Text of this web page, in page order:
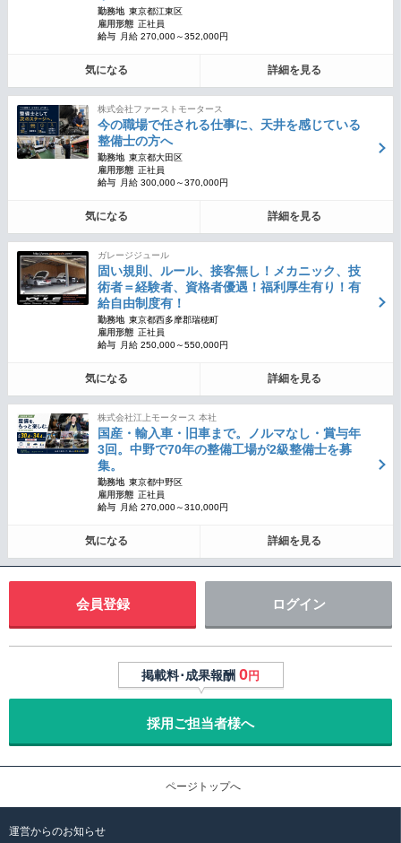
勤務地 東京都江東区
雇用形態 正社員
給与
月給 270,000～352,000円
気になる 詳細を見る
株式会社ファーストモータース
今の職場で任される仕事に、天井を感じている
整備士の方へ
勤務地 東京都大田区
雇用形態 正社員
給与
月給 300,000～370,000円
気になる 詳細を見る
ガレージジュール
固い規則、ルール、接客無し！メカニック、技
術者＝経験者、資格者優遇！福利厚生有り！有
給自由制度有！
勤務地 東京都西多摩郡瑞穂町
雇用形態 正社員
給与
月給 250,000～550,000円
気になる 詳細を見る
株式会社江上モータース 本社
国産・輸入車・旧車まで。ノルマなし・賞与年
3回。中野で70年の整備工場が2級整備士を募
集。
勤務地 東京都中野区
雇用形態 正社員
給与
月給 270,000～310,000円
気になる 詳細を見る
会員登録 ログイン
掲載料･成果報酬 0円
採用ご担当者様へ
ページトップへ
運営からのお知らせ